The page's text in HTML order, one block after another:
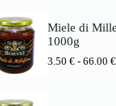
e
z
e
z
Miele di
1000g
3.50 € - 66.00 €